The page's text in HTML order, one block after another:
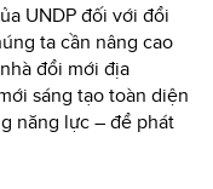
UNDP đối với đổi
ta cần nâng cao
đổi mới địa
sáng tạo toàn diện
năng lực – để phát